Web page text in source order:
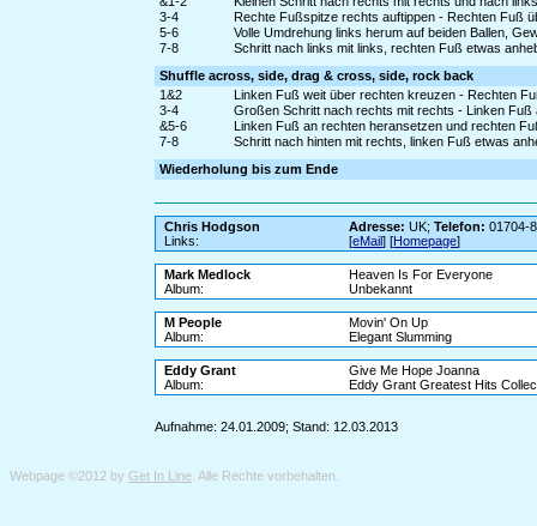
3-4
Rechte Fußspitze rechts auftippen - Rechten Fuß
5-6
Volle Umdrehung links herum auf beiden Ballen,
7-8
Schritt nach links mit links, rechten Fuß etwas
Shuffle across, side, drag & cross, side, rock back
1&2
Linken Fuß weit über rechten kreuzen - Rechten
3-4
Großen Schritt nach rechts mit rechts - Linken Fuß
&5-6
Linken Fuß an rechten heransetzen und rechten
7-8
Schritt nach hinten mit rechts, linken Fuß etwas
Wiederholung bis zum Ende
Chris Hodgson Adresse: UK;Telefon: 01704-
Links:
[eMail] [Homepage]
Mark Medlock
Heaven Is For Everyone
Album:
Unbekannt
M People
Movin' On Up
Album:
Elegant Slumming
Eddy Grant
Give Me Hope Joanna
Album:
Eddy Grant Greatest Hits
Aufnahme: 24.01.2009; Stand: 12.03.2013
Webpage ©2012 by Get In Line . Alle Rechte vorbehalten.